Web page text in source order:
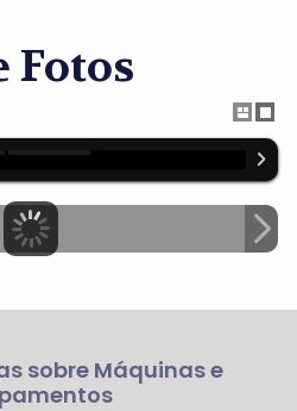
Fotos
sobre Máquinas e